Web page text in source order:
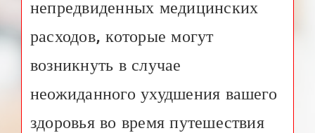
непредвиденных медицинских
расходов, которые могут
возникнуть в случае
неожиданного ухудшения вашего
здоровья во время путешествия